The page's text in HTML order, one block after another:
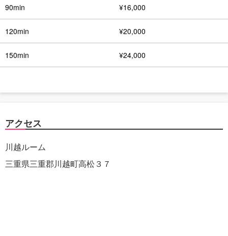
90min ¥16,000
120min ¥20,000
150min ¥24,000
アクセス
川越ルーム
三重県三重郡川越町高松３７